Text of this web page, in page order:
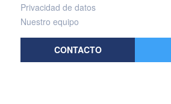
Privacidad de datos
Nuestro equipo
CONTACTO